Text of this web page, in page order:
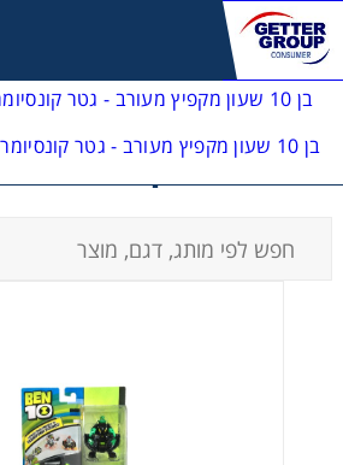
Ben10- בן 10